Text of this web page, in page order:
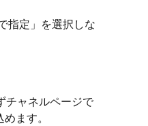
指定」を選択しな
チャネルページで
ます。